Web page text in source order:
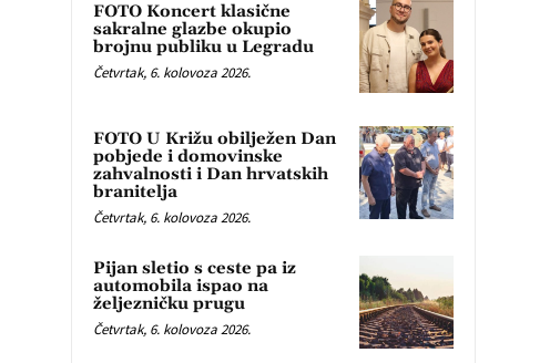
FOTO Koncert klasične
sakralne glazbe okupio
brojnu publiku u Legradu
Četvrtak, 6. kolovoza 2026.
FOTO U Križu obilježen Dan
pobjede i domovinske
zahvalnosti i Dan hrvatskih
branitelja
Četvrtak, 6. kolovoza 2026.
Pijan sletio s ceste pa iz
automobila ispao na
željezničku prugu
Četvrtak, 6. kolovoza 2026.